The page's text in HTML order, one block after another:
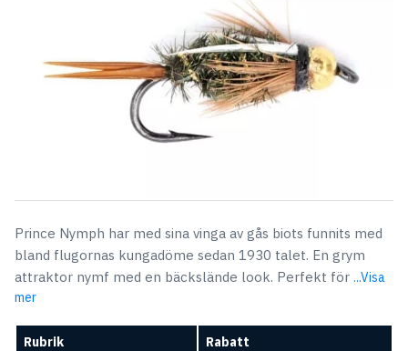
Prince Nymph har med sina vinga av gås biots funnits med
bland flugornas kungadöme sedan 1930 talet. En grym
attraktor nymf med en bäckslände look. Perfekt för ...Visa
mer
Rubrik Rabatt